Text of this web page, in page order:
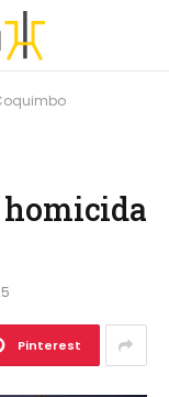
homicida
Pinterest